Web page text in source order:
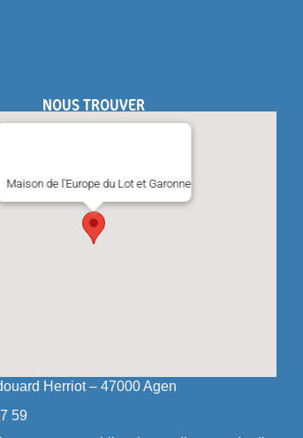
NOUS TROUVER
Maison de l'Europe du Lot et Garonne
Herriot – 47000 Agen
59